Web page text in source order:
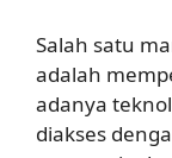
Salah satu
adalah
adanya
diakses